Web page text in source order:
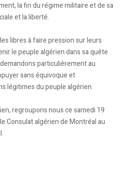
la fin du régime militaire et de sa
et la liberté.
libres à faire pression sur leurs
le peuple algérien dans sa quête
particulièrement au
sans équivoque et
légitimes du peuple algérien.
regroupons nous ce samedi 19
Consulat algérien de Montréal au